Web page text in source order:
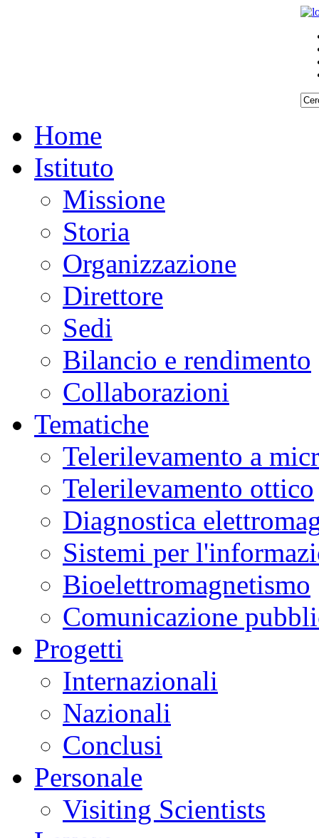
Home
Istituto
Missione
Storia
Organizzazione
Direttore
Sedi
Bilancio e rendimento
Collaborazioni
Tematiche
Telerilevamento a
Telerilevamento ottico
Diagnostica
Sistemi per
Bioelettromagnetismo
Comunicazione
Progetti
Internazionali
Nazionali
Conclusi
Personale
Visiting Scientists